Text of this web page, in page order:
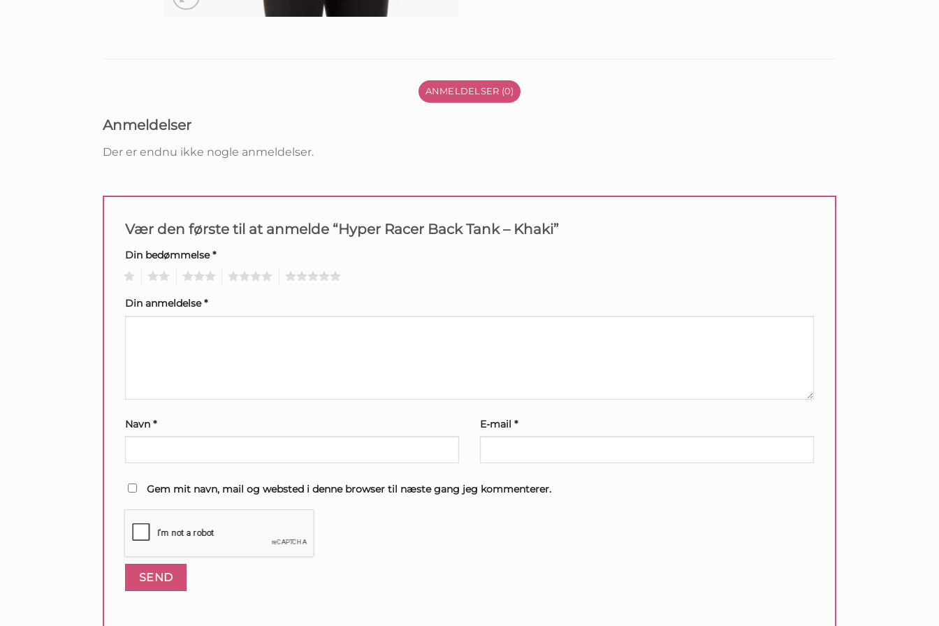
ANMELDELSER (0)
Anmeldelser
Der er endnu ikke nogle anmeldelser.
Vær den første til at anmelde “Hyper Racer Back Tank – Khaki”
Din bedømmelse*
Din anmeldelse*
Navn * E-mail *
Gem mit navn, mail og websted i denne browser til næste gang jeg kommenterer.